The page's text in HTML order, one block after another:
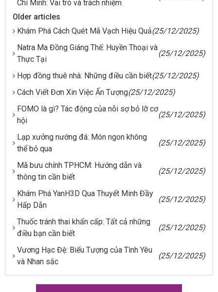
Chí Minh: Vai trò và trách nhiệm
Older articles
Khám Phá Cách Quét Mã Vạch Hiệu Quả(25/12/2025)
Natra Ma Đồng Giáng Thế: Huyền Thoại và
Thực Tại
(25/12/2025)
Hợp đồng thuê nhà: Những điều cần biết(25/12/2025)
Cách Viết Đơn Xin Việc Ấn Tượng(25/12/2025)
FOMO là gì? Tác động của nỗi sợ bỏ lỡ cơ
hội
(25/12/2025)
Lạp xưởng nướng đá: Món ngon không
thể bỏ qua
(25/12/2025)
Mã bưu chính TPHCM: Hướng dẫn và
thông tin cần biết
(25/12/2025)
Khám Phá YanH3D Qua Thuyết Minh Đầy
Hấp Dẫn
(25/12/2025)
Thuốc tránh thai khẩn cấp: Tất cả những
điều bạn cần biết
(25/12/2025)
Vương Hạc Đệ: Biểu Tượng của Tình Yêu
và Nhan sắc
(25/12/2025)